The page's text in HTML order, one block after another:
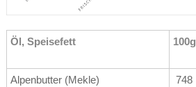
Öl, Speisefett 100g
Alpenbutter (Mekle) 748